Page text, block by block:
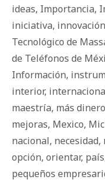
ideas, Importancia,
iniciativa, innovación
Tecnológico de
de Teléfonos de
Información,
interior,
maestría, más dinero
mejoras, Mexico,
nacional, necesidad,
opción, orientar, país
pequeños